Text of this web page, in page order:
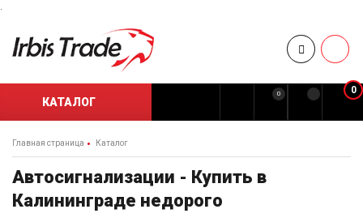
.
КАТАЛОГ
0 0
Главная страница Каталог
Автосигнализации - Купить в
Калининграде недорого